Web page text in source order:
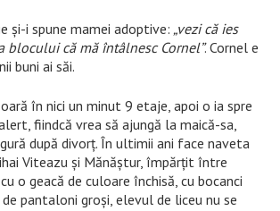
și-i spune mamei adoptive: „vezi că ies
blocului că mă întâlnesc Cornel”. Cornel e
buni ai săi.
în nici un minut 9 etaje, apoi o ia spre
fiindcă vrea să ajungă la maică-sa,
după divorț. În ultimii ani face naveta
Viteazu și Mănăștur, împărțit între
o geacă de culoare închisă, cu bocanci
pantaloni groși, elevul de liceu nu se